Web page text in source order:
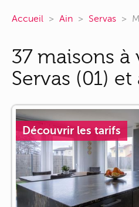
Accueil Ain Servas
37 maisons à
Servas (01)
Découvrir les tarifs